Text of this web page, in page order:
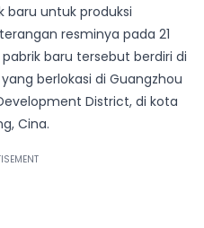
untuk produksi
resminya pada 21
baru tersebut berdiri di
berlokasi di Guangzhou
District, di kota
Cina.